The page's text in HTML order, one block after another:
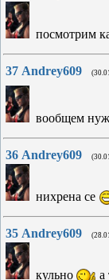
посмотрим
37 Andrey609
вообщем
36 Andrey609
нихрена се
35 Andrey609
кульно а